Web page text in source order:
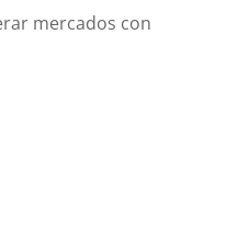
mercados con